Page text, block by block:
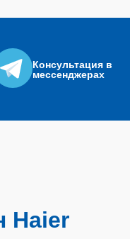
Консультация в
мессенджерах
Haier